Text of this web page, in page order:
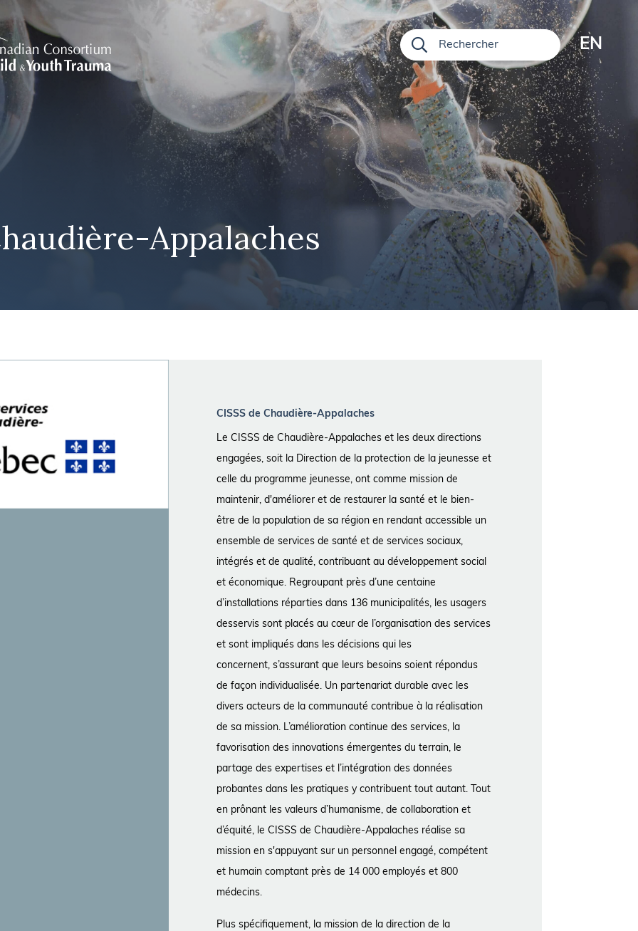
Rechercher EN
Appalaches
CISSS de Chaudière-Appalaches
Le CISSS de Chaudière-Appalaches et les deux directions
engagées, soit la Direction de la protection de la jeunesse et
celle du programme jeunesse, ont comme mission de
maintenir, d'améliorer et de restaurer la santé et le bien-
être de la population de sa région en rendant accessible un
ensemble de services de santé et de services sociaux,
intégrés et de qualité, contribuant au développement social
et économique. Regroupant près d’une centaine
d’installations réparties dans 136 municipalités, les usagers
desservis sont placés au cœur de l’organisation des services
et sont impliqués dans les décisions qui les
concernent, s’assurant que leurs besoins soient répondus
de façon individualisée. Un partenariat durable avec les
divers acteurs de la communauté contribue à la réalisation
de sa mission. L’amélioration continue des services, la
favorisation des innovations émergentes du terrain, le
partage des expertises et l’intégration des données
probantes dans les pratiques y contribuent tout autant. Tout
en prônant les valeurs d’humanisme, de collaboration et
d’équité, le CISSS de Chaudière-Appalaches réalise sa
mission en s'appuyant sur un personnel engagé, compétent
et humain comptant près de 14 000 employés et 800
médecins.
Plus spécifiquement, la mission de la direction de la